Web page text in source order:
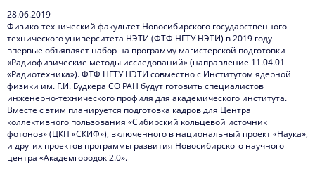
28.06.2019
Физико-технический факультет Новосибирского государственного
технического университета НЭТИ (ФТФ НГТУ НЭТИ) в 2019 году
впервые объявляет набор на программу магистерской подготовки
«Радиофизические методы исследований» (направление 11.04.01 –
«Радиотехника»). ФТФ НГТУ НЭТИ совместно с Институтом ядерной
физики им. Г.И. Будкера СО РАН будут готовить специалистов
инженерно-технического профиля для академического института.
Вместе с этим планируется подготовка кадров для Центра
коллективного пользования «Сибирский кольцевой источник
фотонов» (ЦКП «СКИФ»), включенного в национальный проект «Наука»,
и других проектов программы развития Новосибирского научного
центра «Академгородок 2.0».